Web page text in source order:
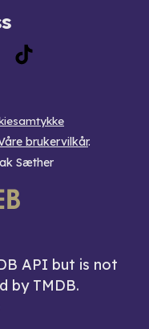
brukervilkår.
Sæther
API but is not
by TMDB.